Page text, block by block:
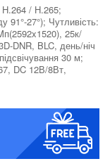
/ H.265;
91°-27°); Чутливість:
25к/
DNR, BLC, день/ніч
30 м;
DC 12В/8Вт,